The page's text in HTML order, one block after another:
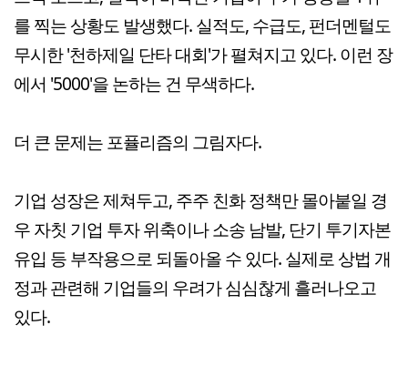
를 찍는 상황도 발생했다. 실적도, 수급도, 펀더멘털도
무시한 '천하제일 단타 대회'가 펼쳐지고 있다. 이런 장
에서 '5000'을 논하는 건 무색하다.
더 큰 문제는 포퓰리즘의 그림자다.
기업 성장은 제쳐두고, 주주 친화 정책만 몰아붙일 경
우 자칫 기업 투자 위축이나 소송 남발, 단기 투기자본
유입 등 부작용으로 되돌아올 수 있다. 실제로 상법 개
정과 관련해 기업들의 우려가 심심찮게 흘러나오고
있다.